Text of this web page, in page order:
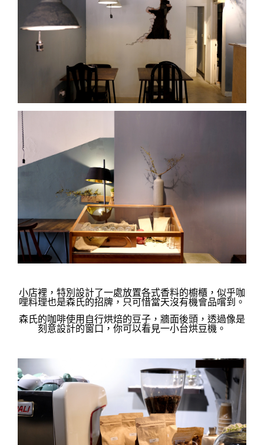
小店裡，特別設計了一處放置各式香料的櫥櫃，似乎咖
哩料理也是森氏的招牌，只可惜當天沒有機會品嚐到。
森氏的咖啡使用自行烘焙的豆子，牆面後頭，透過像是
刻意設計的窗口，你可以看見一小台烘豆機。